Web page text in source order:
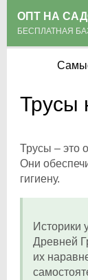
ОПТ НА
БЕСПЛАТНАЯ
Трусы
Трусы – это
Они
гигиену.
Историки
Древней
их